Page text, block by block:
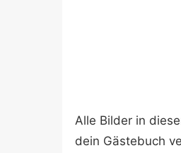
Alle Bilder in
dein Gästebuch